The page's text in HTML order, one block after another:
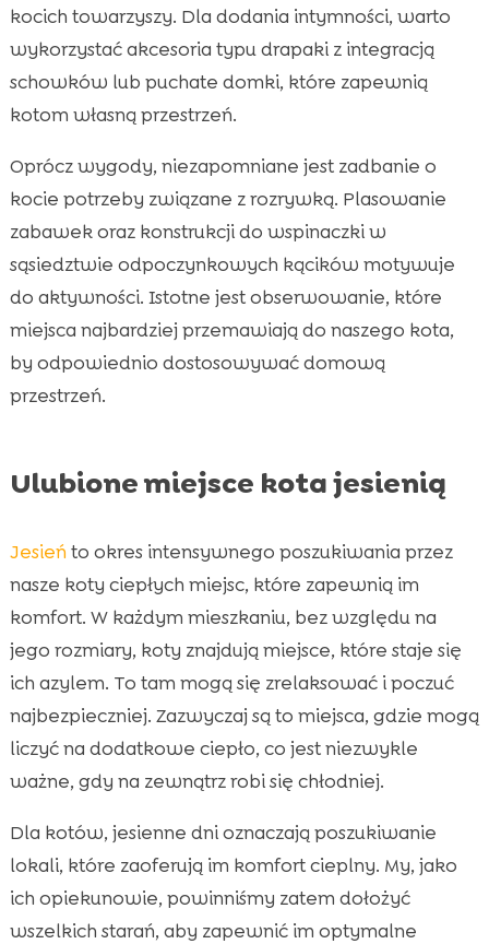
kocich towarzyszy. Dla dodania intymności, warto
wykorzystać akcesoria typu drapaki z integracją
schowków lub puchate domki, które zapewnią
kotom własną przestrzeń.
Oprócz wygody, niezapomniane jest zadbanie o
kocie potrzeby związane z rozrywką. Plasowanie
zabawek oraz konstrukcji do wspinaczki w
sąsiedztwie odpoczynkowych kącików motywuje
do aktywności. Istotne jest obserwowanie, które
miejsca najbardziej przemawiają do naszego kota,
by odpowiednio dostosowywać domową
przestrzeń.
Ulubione miejsce kota jesienią
Jesień to okres intensywnego poszukiwania przez
nasze koty ciepłych miejsc, które zapewnią im
komfort. W każdym mieszkaniu, bez względu na
jego rozmiary, koty znajdują miejsce, które staje się
ich azylem. To tam mogą się zrelaksować i poczuć
najbezpieczniej. Zazwyczaj są to miejsca, gdzie mogą
liczyć na dodatkowe ciepło, co jest niezwykle
ważne, gdy na zewnątrz robi się chłodniej.
Dla kotów, jesienne dni oznaczają poszukiwanie
lokali, które zaoferują im komfort cieplny. My, jako
ich opiekunowie, powinniśmy zatem dołożyć
wszelkich starań, aby zapewnić im optymalne